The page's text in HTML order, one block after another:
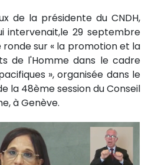
de la présidente du CNDH,
intervenait,le 29 septembre
ronde sur « la promotion et la
de l'Homme dans le cadre
», organisée dans le
la 48ème session du Conseil
à Genève.